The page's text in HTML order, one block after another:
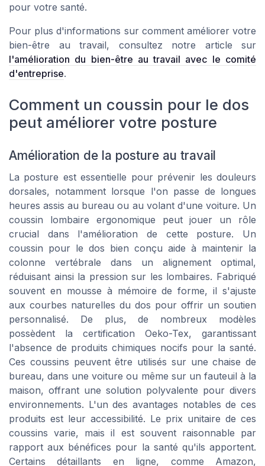
pour votre santé.
Pour plus d'informations sur comment améliorer votre
bien-être au travail, consultez notre article sur
l'amélioration du bien-être au travail avec le comité
d'entreprise.
Comment un coussin pour le dos
peut améliorer votre posture
Amélioration de la posture au travail
La posture est essentielle pour prévenir les douleurs
dorsales, notamment lorsque l'on passe de longues
heures assis au bureau ou au volant d'une voiture. Un
coussin lombaire ergonomique peut jouer un rôle
crucial dans l'amélioration de cette posture. Un
coussin pour le dos bien conçu aide à maintenir la
colonne vertébrale dans un alignement optimal,
réduisant ainsi la pression sur les lombaires. Fabriqué
souvent en mousse à mémoire de forme, il s'ajuste
aux courbes naturelles du dos pour offrir un soutien
personnalisé. De plus, de nombreux modèles
possèdent la certification Oeko-Tex, garantissant
l'absence de produits chimiques nocifs pour la santé.
Ces coussins peuvent être utilisés sur une chaise de
bureau, dans une voiture ou même sur un fauteuil à la
maison, offrant une solution polyvalente pour divers
environnements. L'un des avantages notables de ces
produits est leur accessibilité. Le prix unitaire de ces
coussins varie, mais il est souvent raisonnable par
rapport aux bénéfices pour la santé qu'ils apportent.
Certains détaillants en ligne, comme Amazon,